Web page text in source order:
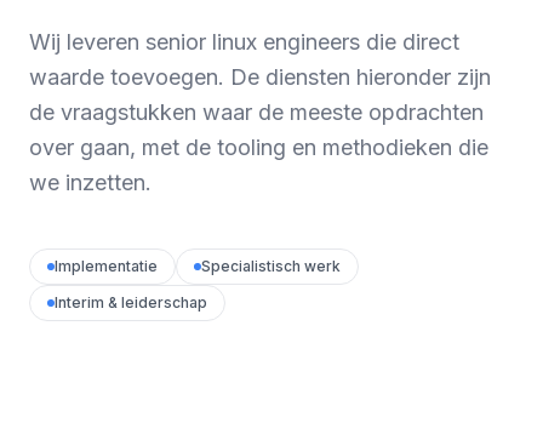
Wij leveren senior linux engineers die direct
waarde toevoegen. De diensten hieronder zijn
de vraagstukken waar de meeste opdrachten
over gaan, met de tooling en methodieken die
we inzetten.
Implementatie
Specialistisch werk
Interim & leiderschap